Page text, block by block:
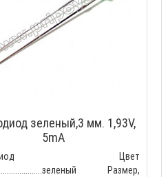
зеленый,3 мм. 1,93V,
5mA
Цвет
Размер,